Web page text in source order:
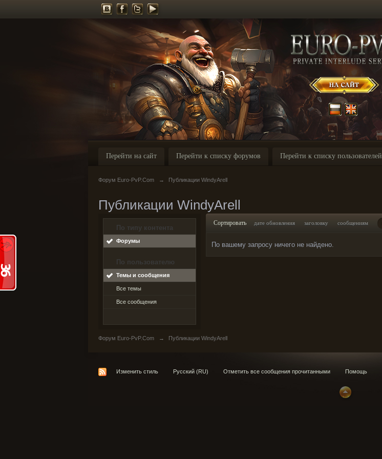
Перейти на сайт Перейти к списку форумов Перейти к списку пользователей
Форум Euro-PvP.Com → Публикации WindyArell
Публикации WindyArell
По типу контента
Форумы
По пользователю
Темы и сообщения
Все темы
Все сообщения
Сортировать дате обновления заголовку сообщениям
По вашему запросу ничего не найдено.
Форум Euro-PvP.Com → Публикации WindyArell
Изменить стиль Русский (RU) Отметить все сообщения прочитанными Помощь